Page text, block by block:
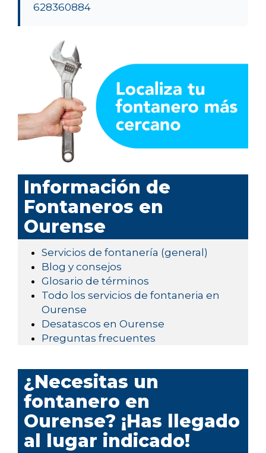
628360884
Información de
Fontaneros en
Ourense
Servicios de fontanería (general)
Blog y consejos
Glosario de términos
Todo los servicios de fontaneria en
Ourense
Desatascos en Ourense
Preguntas frecuentes
¿Necesitas un
fontanero en
Ourense? ¡Has llegado
al lugar indicado!